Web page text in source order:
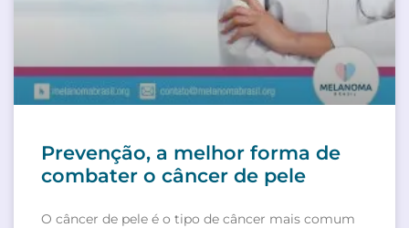
Prevenção, a melhor forma de
combater o câncer de pele
O câncer de pele é o tipo de câncer mais comum